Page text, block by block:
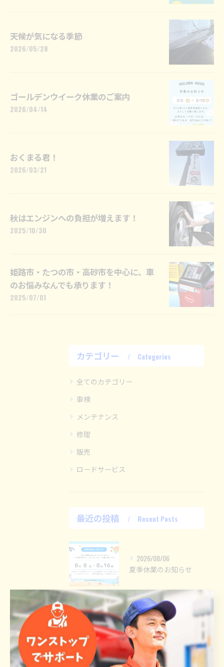
天候が気になる季節
2026/05/28
ゴールデンウイーク休業のご案内
2026/04/14
おくまる君！
2026/03/21
秋はエンジンへの負担が増えます！
2025/10/30
姫路市・たつの市・高砂市を中心に、車
のお悩みなんでも承ります！
2025/07/01
カテゴリー Categories
全てのカテゴリー
車検
メンテナンス
修理
販売
ロードサービス
最近の投稿 Recent Posts
2026/08/06
夏季休業のお知らせ
2026/07/07